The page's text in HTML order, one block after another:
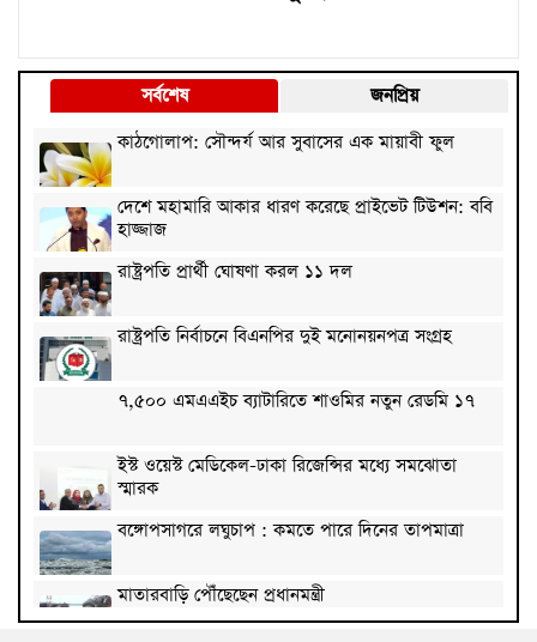
সর্বশেষ
জনপ্রিয়
কাঠগোলাপ: সৌন্দর্য আর সুবাসের এক মায়াবী ফুল
দেশে মহামারি আকার ধারণ করেছে প্রাইভেট টিউশন: ববি
হাজ্জাজ
রাষ্ট্রপতি প্রার্থী ঘোষণা করল ১১ দল
রাষ্ট্রপতি নির্বাচনে বিএনপির দুই মনোনয়নপত্র সংগ্রহ
৭,৫০০ এমএএইচ ব্যাটারিতে শাওমির নতুন রেডমি ১৭
ইস্ট ওয়েস্ট মেডিকেল-ঢাকা রিজেন্সির মধ্যে সমঝোতা
স্মারক
বঙ্গোপসাগরে লঘুচাপ : কমতে পারে দিনের তাপমাত্রা
মাতারবাড়ি পৌঁছেছেন প্রধানমন্ত্রী